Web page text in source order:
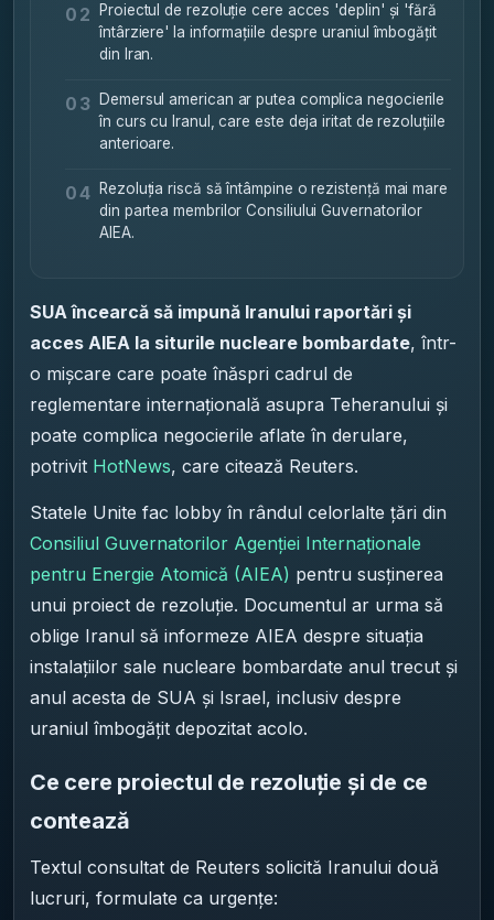
02
Proiectul de rezoluție cere acces 'deplin' și 'fără
întârziere' la informațiile despre uraniul îmbogățit
din Iran.
03
Demersul american ar putea complica negocierile
în curs cu Iranul, care este deja iritat de rezoluțiile
anterioare.
04
Rezoluția riscă să întâmpine o rezistență mai mare
din partea membrilor Consiliului Guvernatorilor
AIEA.
SUA încearcă să impună Iranului raportări și
acces AIEA la siturile nucleare bombardate, într-
o mișcare care poate înăspri cadrul de
reglementare internațională asupra Teheranului și
poate complica negocierile aflate în derulare,
potrivit HotNews, care citează Reuters.
Statele Unite fac lobby în rândul celorlalte țări din
Consiliul Guvernatorilor Agenției Internaționale
pentru Energie Atomică (AIEA) pentru susținerea
unui proiect de rezoluție. Documentul ar urma să
oblige Iranul să informeze AIEA despre situația
instalațiilor sale nucleare bombardate anul trecut și
anul acesta de SUA și Israel, inclusiv despre
uraniul îmbogățit depozitat acolo.
Ce cere proiectul de rezoluție și de ce
contează
Textul consultat de Reuters solicită Iranului două
lucruri, formulate ca urgențe: